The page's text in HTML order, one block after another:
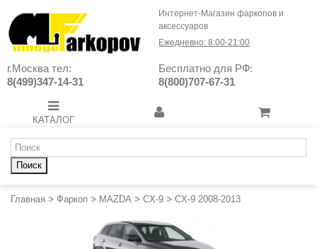
Интернет-Магазин фаркопов и
аксессуаров
Ежедневно: 8:00-21:00
г.Москва тел:
8(499)347-14-31
Бесплатно для РФ:
8(800)707-67-31
КАТАЛОГ
Поиск
Главная > Фаркоп > MAZDA > CX-9 > CX-9 2008-2013